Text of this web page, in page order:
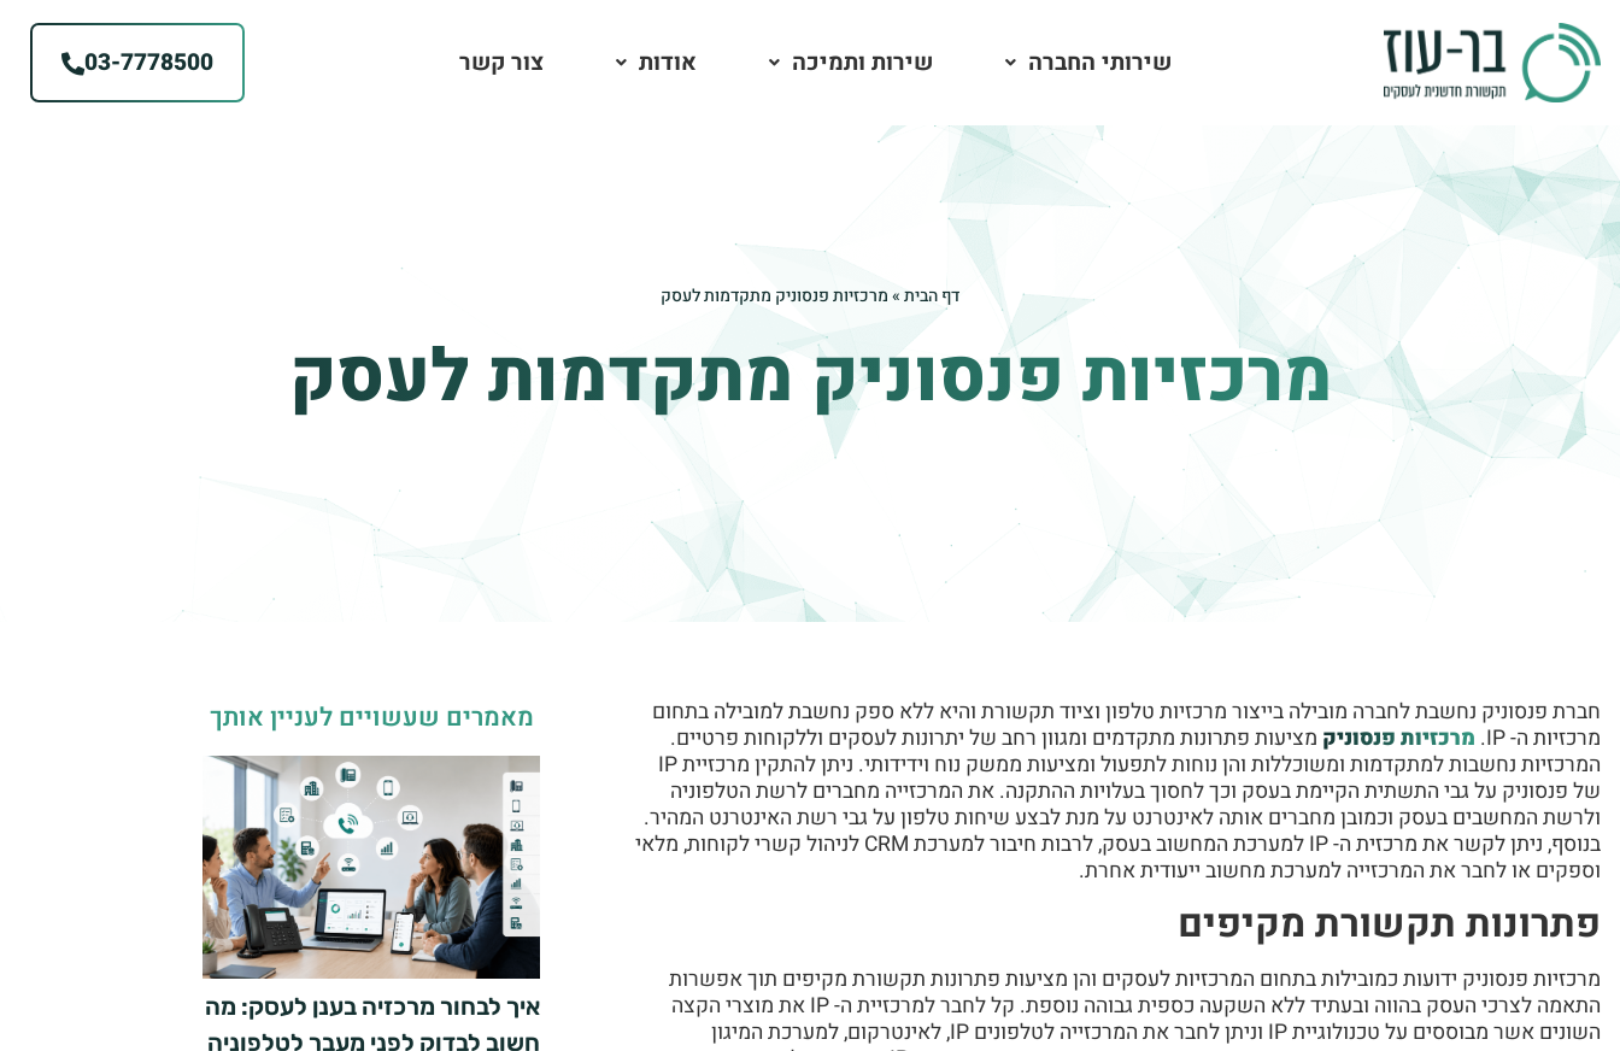
שירותי החברה שירות ותמיכה אודות צור קשר 03-7778500
דף הבית»מרכזיות פנסוניק מתקדמות לעסק
מרכזיות פנסוניק מתקדמות לעסק
חברת פנסוניק נחשבת לחברה מובילה בייצור מרכזיות טלפון וציוד תקשורת והיא ללא ספק נחשבת למובילה בתחום
מרכזיות ה- IP.
מרכזיות פנסוניק מציעות פתרונות מתקדמים ומגוון רחב של יתרונות לעסקים וללקוחות פרטיים.
המרכזיות נחשבות למתקדמות ומשוכללות והן נוחות לתפעול ומציעות ממשק נוח וידידותי. ניתן להתקין מרכזיית IP
של פנסוניק על גבי התשתית הקיימת בעסק וכך לחסוך בעלויות ההתקנה. את המרכזייה מחברים לרשת הטלפוניה
ולרשת המחשבים בעסק וכמובן מחברים אותה לאינטרנט על מנת לבצע שיחות טלפון על גבי רשת האינטרנט המהיר.
בנוסף, ניתן לקשר את מרכזית ה- IP למערכת המחשוב בעסק, לרבות חיבור למערכת CRM לניהול קשרי לקוחות, מלאי
וספקים או לחבר את המרכזייה למערכת מחשוב ייעודית אחרת.
פתרונות תקשורת מקיפים
מרכזיות פנסוניק ידועות כמובילות בתחום המרכזיות לעסקים והן מציעות פתרונות תקשורת מקיפים תוך אפשרות
התאמה לצרכי העסק בהווה ובעתיד ללא השקעה כספית גבוהה נוספת. קל לחבר למרכזיית ה- IP את מוצרי הקצה
השונים אשר מבוססים על טכנולוגיית IP וניתן לחבר את המרכזייה לטלפונים IP, לאינטרקום, למערכת המיגון
מאמרים שעשויים לעניין אותך
איך לבחור מרכזיה בענן לעסק: מה
חשוב לבדוק לפני מעבר לטלפוניה